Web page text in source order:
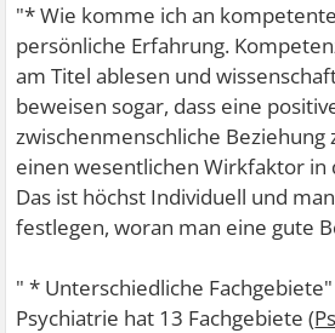
"* Wie komme ich an
persönliche Erfahrung.
am Titel ablesen und
beweisen sogar, dass eine
zwischenmenschliche Beziehung
einen wesentlichen Wirkfaktor in
Das ist höchst Individuell und
festlegen, woran man eine gute
" * Unterschiedliche
Psychiatrie hat 13 Fachgebiete (